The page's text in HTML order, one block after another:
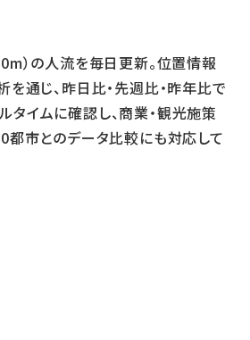
）の人流を毎日更新。位置情報
を通じ、昨日比・先週比・昨年比で
タイムに確認し、商業・観光施策
都市とのデータ比較にも対応して